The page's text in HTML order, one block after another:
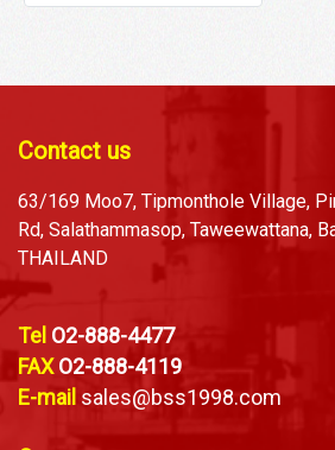
Contact us
63/169 Moo7, Tipmonthole Village,
Rd, Salathammasop, Taweewattana,
THAILAND
Tel O2-888-4477
FAXO2-888-4119
E-mail sales@bss1998.com